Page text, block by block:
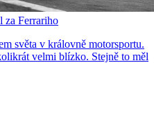
za Ferrariho
světa v královně motorsportu.
velmi blízko. Stejně to měl